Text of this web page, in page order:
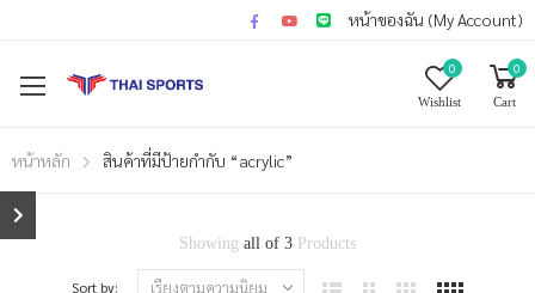
หน้าของฉัน (My Account)
0
Wishlist
0
Cart
หน้าหลัก สินค้าที่มีป้ายกำกับ “acrylic”
Showing all of 3 Products
Sort by: